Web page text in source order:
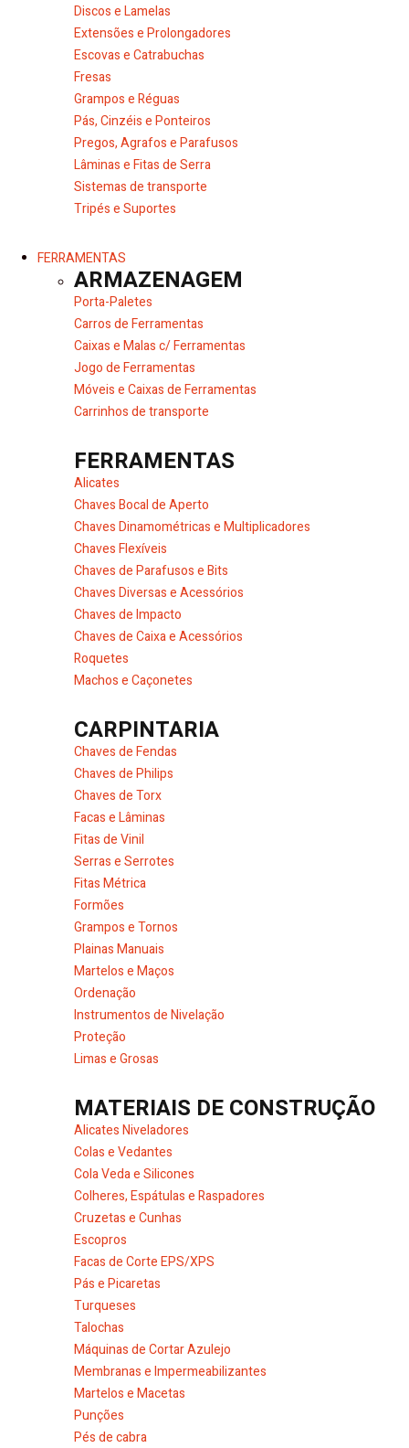
Discos e Lamelas
Extensões e Prolongadores
Escovas e Catrabuchas
Fresas
Grampos e Réguas
Pás, Cinzéis e Ponteiros
Pregos, Agrafos e Parafusos
Lâminas e Fitas de Serra
Sistemas de transporte
Tripés e Suportes
FERRAMENTAS
ARMAZENAGEM
Porta-Paletes
Carros de Ferramentas
Caixas e Malas c/ Ferramentas
Jogo de Ferramentas
Móveis e Caixas de Ferramentas
Carrinhos de transporte
FERRAMENTAS
Alicates
Chaves Bocal de Aperto
Chaves Dinamométricas e Multiplicadores
Chaves Flexíveis
Chaves de Parafusos e Bits
Chaves Diversas e Acessórios
Chaves de Impacto
Chaves de Caixa e Acessórios
Roquetes
Machos e Caçonetes
CARPINTARIA
Chaves de Fendas
Chaves de Philips
Chaves de Torx
Facas e Lâminas
Fitas de Vinil
Serras e Serrotes
Fitas Métrica
Formões
Grampos e Tornos
Plainas Manuais
Martelos e Maços
Ordenação
Instrumentos de Nivelação
Proteção
Limas e Grosas
MATERIAIS DE CONSTRUÇÃO
Alicates Niveladores
Colas e Vedantes
Cola Veda e Silicones
Colheres, Espátulas e Raspadores
Cruzetas e Cunhas
Escopros
Facas de Corte EPS/XPS
Pás e Picaretas
Turqueses
Talochas
Máquinas de Cortar Azulejo
Membranas e Impermeabilizantes
Martelos e Macetas
Punções
Pés de cabra